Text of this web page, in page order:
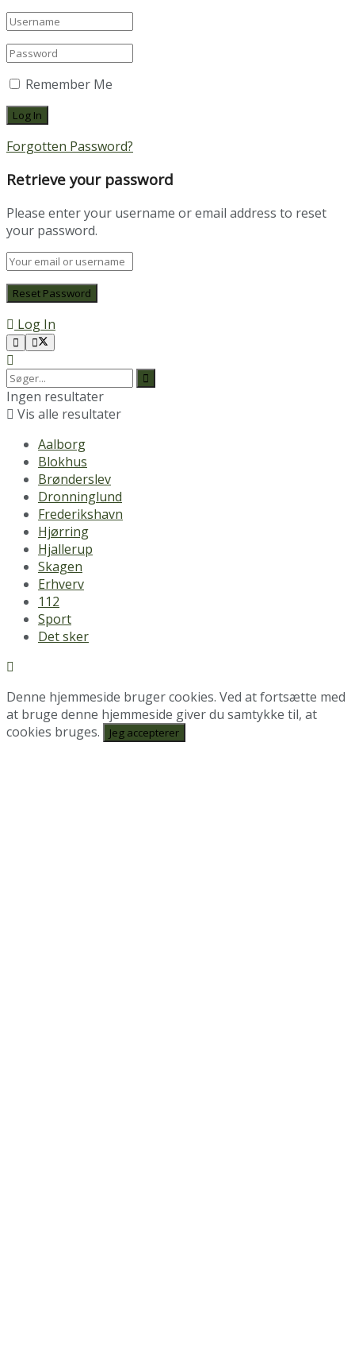
Remember Me
Forgotten Password?
Retrieve your password
Please enter your username or email address to reset
your password.
Log In
Ingen resultater
Vis alle resultater
Aalborg
Blokhus
Brønderslev
Dronninglund
Frederikshavn
Hjørring
Hjallerup
Skagen
Erhverv
112
Sport
Det sker
Denne hjemmeside bruger cookies. Ved at fortsætte med
at bruge denne hjemmeside giver du samtykke til, at
cookies bruges.
Jeg accepterer